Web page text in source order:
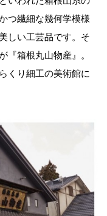
つ繊細な幾何学模様
しい工芸品です。そ
『箱根丸山物産』。
くり細工の美術館に